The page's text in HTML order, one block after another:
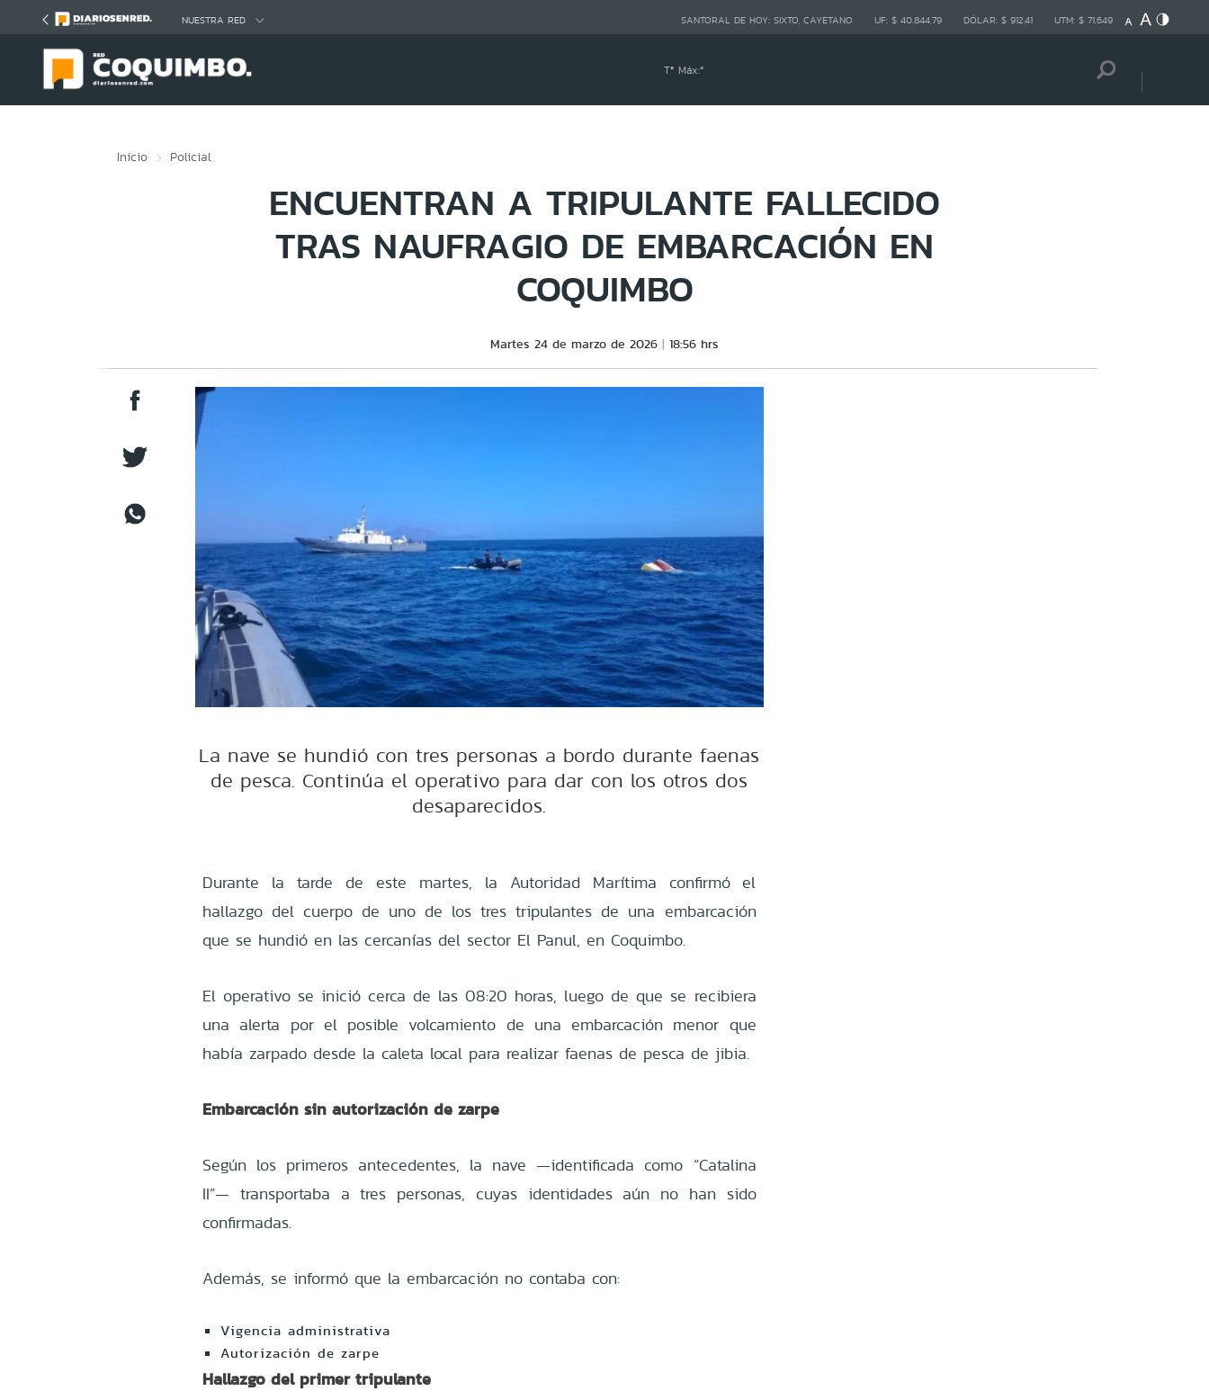
NUESTRA RED SANTORAL DE HOY: SIXTO, CAYETANO UF: $ 40.844,79 DÓLAR: $ 912,41 UTM: $ 71.649
Tª Máx:º
Inicio Policial
ENCUENTRAN A TRIPULANTE FALLECIDO
TRAS NAUFRAGIO DE EMBARCACIÓN EN
COQUIMBO
Martes 24 de marzo de 2026 18:56 hrs
La nave se hundió con tres personas a bordo durante faenas
de pesca. Continúa el operativo para dar con los otros dos
desaparecidos.
Durante la tarde de este martes, la Autoridad Marítima confirmó el
hallazgo del cuerpo de uno de los tres tripulantes de una embarcación
que se hundió en las cercanías del sector El Panul, en Coquimbo.
El operativo se inició cerca de las 08:20 horas, luego de que se recibiera
una alerta por el posible volcamiento de una embarcación menor que
había zarpado desde la caleta local para realizar faenas de pesca de jibia.
Embarcación sin autorización de zarpe
Según los primeros antecedentes, la nave —identificada como “Catalina
II”— transportaba a tres personas, cuyas identidades aún no han sido
confirmadas.
Además, se informó que la embarcación no contaba con:
Vigencia administrativa
Autorización de zarpe
Hallazgo del primer tripulante